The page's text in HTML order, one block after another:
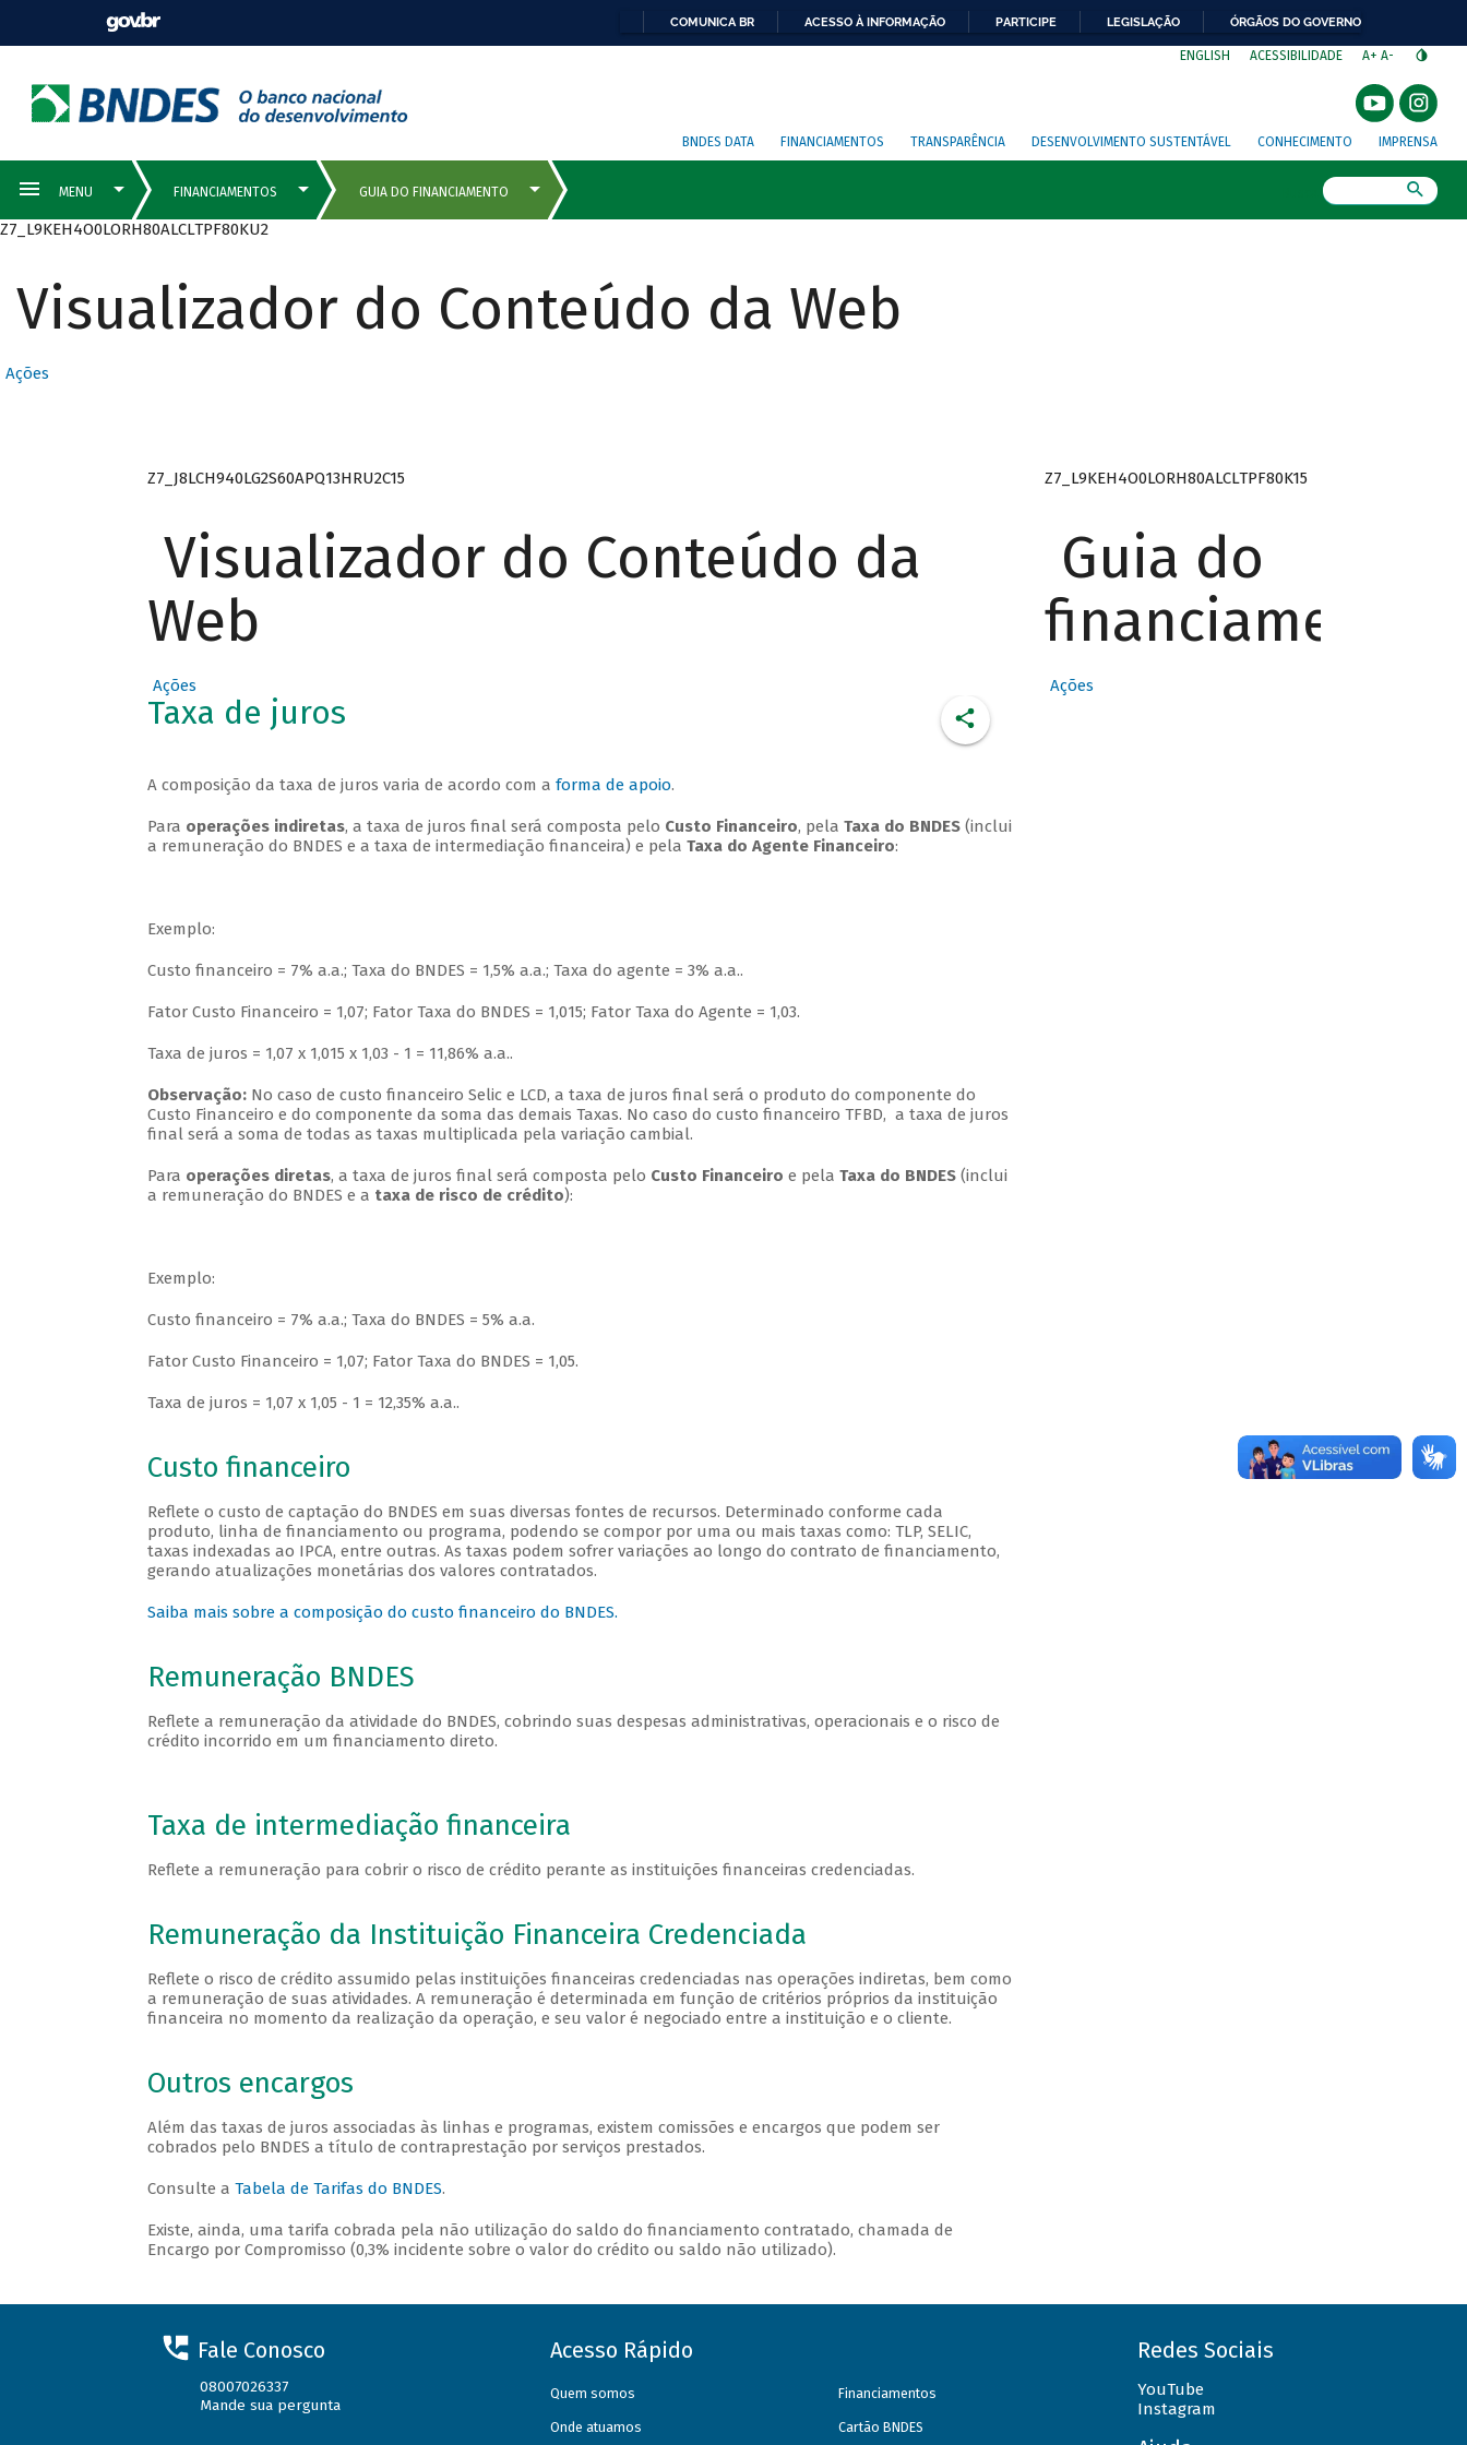
COMUNICA BR ACESSO À INFORMAÇÃO PARTICIPE LEGISLAÇÃO ÓRGÃOS DO GOVERNO
ENGLISH ACESSIBILIDADE A+ A-
BNDES DATA FINANCIAMENTOS TRANSPARÊNCIA DESENVOLVIMENTO SUSTENTÁVEL CONHECIMENTO IMPRENSA
Z7_L9KEH4O0LORH80ALCLTPF80KU2
Visualizador do Conteúdo da Web
Ações
Z7_J8LCH940LG2S60APQ13HRU2C15
Visualizador do Conteúdo da
Web
Ações
Taxa de juros
A composição da taxa de juros varia de acordo com a forma de apoio.
Para operações indiretas, a taxa de juros final será composta pelo Custo Financeiro, pela Taxa do BNDES(inclui
a remuneração do BNDES e a taxa de intermediação financeira) e pela Taxa do Agente Financeiro:
Exemplo:
Custo financeiro = 7% a.a.; Taxa do BNDES = 1,5% a.a.; Taxa do agente = 3% a.a..
Fator Custo Financeiro = 1,07; Fator Taxa do BNDES = 1,015; Fator Taxa do Agente = 1,03.
Taxa de juros = 1,07 x 1,015 x 1,03 - 1 = 11,86% a.a..
Observação:No caso de custo financeiro Selic e LCD, a taxa de juros final será o produto do componente do
Custo Financeiro e do componente da soma das demais Taxas. No caso do custo financeiro TFBD, a taxa de juros
final será a soma de todas as taxas multiplicada pela variação cambial.
Para operações diretas, a taxa de juros final será composta pelo Custo Financeiro e pela Taxa do BNDES(inclui
a remuneração do BNDES e a taxa de risco de crédito):
Exemplo:
Custo financeiro = 7% a.a.; Taxa do BNDES = 5% a.a.
Fator Custo Financeiro = 1,07; Fator Taxa do BNDES = 1,05.
Taxa de juros = 1,07 x 1,05 - 1 = 12,35% a.a..
Custo financeiro
Reflete o custo de captação do BNDES em suas diversas fontes de recursos. Determinado conforme cada
produto, linha de financiamento ou programa, podendo se compor por uma ou mais taxas como: TLP, SELIC,
taxas indexadas ao IPCA, entre outras. As taxas podem sofrer variações ao longo do contrato de financiamento,
gerando atualizações monetárias dos valores contratados.
Saiba mais sobre a composição do custo financeiro do BNDES.
Remuneração BNDES
Reflete a remuneração da atividade do BNDES, cobrindo suas despesas administrativas, operacionais e o risco de
crédito incorrido em um financiamento direto.
Taxa de intermediação financeira
Reflete a remuneração para cobrir o risco de crédito perante as instituições financeiras credenciadas.
Remuneração da Instituição Financeira Credenciada
Reflete o risco de crédito assumido pelas instituições financeiras credenciadas nas operações indiretas, bem como
a remuneração de suas atividades. A remuneração é determinada em função de critérios próprios da instituição
financeira no momento da realização da operação, e seu valor é negociado entre a instituição e o cliente.
Outros encargos
Além das taxas de juros associadas às linhas e programas, existem comissões e encargos que podem ser
cobrados pelo BNDES a título de contraprestação por serviços prestados.
Consulte a Tabela de Tarifas do BNDES.
Existe, ainda, uma tarifa cobrada pela não utilização do saldo do financiamento contratado, chamada de
Encargo por Compromisso (0,3% incidente sobre o valor do crédito ou saldo não utilizado).
Z7_L9KEH4O0LORH80ALCLTPF80K15
Guia do
financiamento
Ações
Fale Conosco
08007026337
Mande sua pergunta
Acesso Rápido
Quem somos
Onde atuamos
Financiamentos
Cartão BNDES
Redes Sociais
YouTube
Instagram